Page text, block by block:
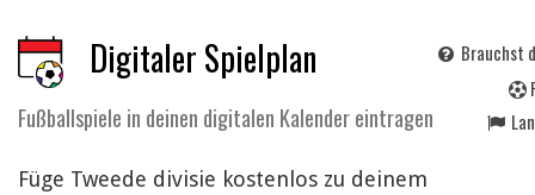
Digitaler Spielplan
Fußballspiele in deinen digitalen Kalender eintragen
Brauchst
Füge Tweede divisie kostenlos zu deinem